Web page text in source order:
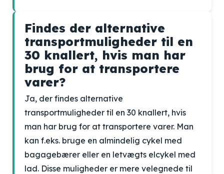
Findes der alternative
transportmuligheder til en
30 knallert, hvis man har
brug for at transportere
varer?
Ja, der findes alternative
transportmuligheder til en 30 knallert, hvis
man har brug for at transportere varer. Man
kan f.eks. bruge en almindelig cykel med
bagagebærer eller en letvægts elcykel med
lad. Disse muligheder er mere velegnede til